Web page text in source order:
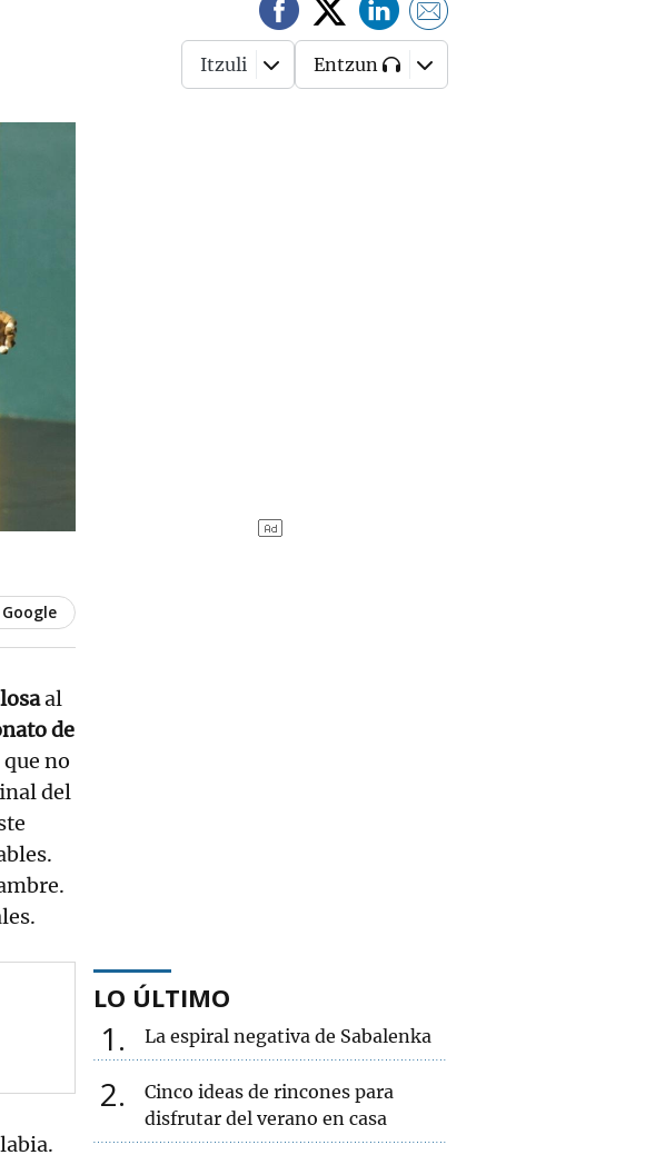
Itzuli Entzun
al
de
no
del
LO ÚLTIMO
1 La espiral negativa de Sabalenka
2
Cinco ideas de rincones para
disfrutar del verano en casa